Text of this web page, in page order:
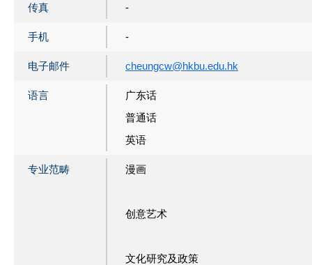
传真 -
手机 -
电子邮件 cheungcw@hkbu.edu.hk
语言
广东话
普通话
英语
专业范畴 漫画
创意艺术
文化研究及政策